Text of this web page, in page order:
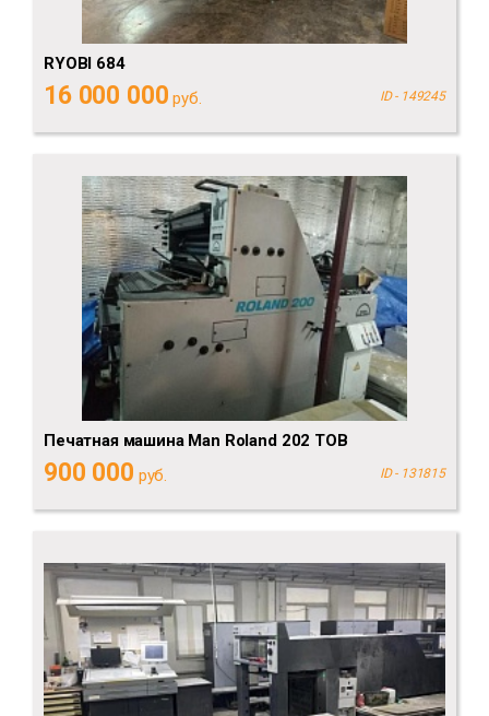
RYOBI 684
16 000 000 руб. ID - 149245
Печатная машина Man Roland 202 TOB
900 000 руб. ID - 131815